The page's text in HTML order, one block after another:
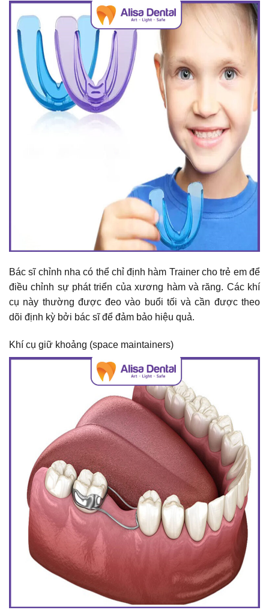
Bác sĩ chỉnh nha có thể chỉ định hàm Trainer cho trẻ em để
điều chỉnh sự phát triển của xương hàm và răng. Các khí
cụ này thường được đeo vào buổi tối và cần được theo
dõi định kỳ bởi bác sĩ để đảm bảo hiệu quả.
Khí cụ giữ khoảng (space maintainers)